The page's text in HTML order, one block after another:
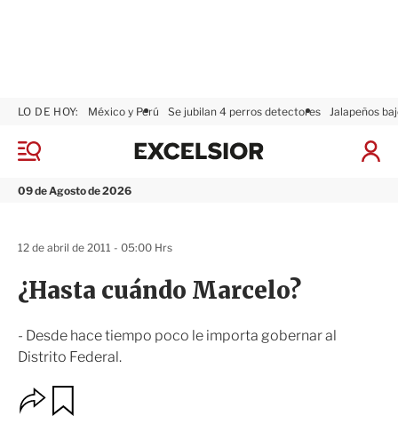
M
n
09 de Agosto de 2026
LO DE HOY: México y Perú Se jubilan 4 perros detectores Jalapeños
I
x
¿Hasta cuándo Marcelo?
- Desde hace tiempo poco le importa gobernar al
Distrito Federal.
12 de abril de 2011 - 05:00 Hrs
O
p